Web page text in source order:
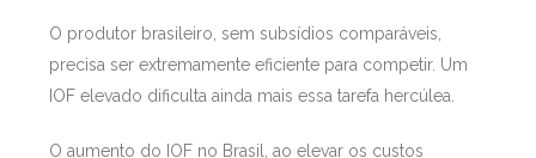
O produtor brasileiro, sem subsídios comparáveis,
precisa ser extremamente eficiente para competir. Um
IOF elevado dificulta ainda mais essa tarefa hercúlea.
O aumento do IOF no Brasil, ao elevar os custos